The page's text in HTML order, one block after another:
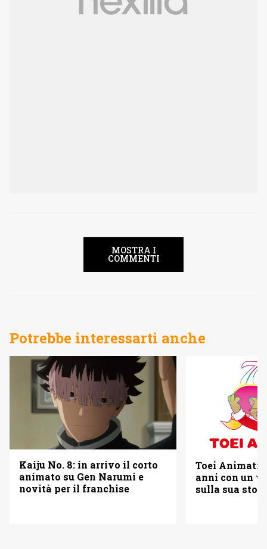
MOSTRA I
COMMENTI
Potrebbe interessarti anche
Kaiju No. 8: in arrivo il corto
animato su Gen Narumi e
novità per il franchise
Toei
anni con un
sulla sua